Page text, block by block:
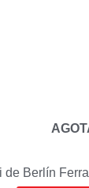
de Berlín